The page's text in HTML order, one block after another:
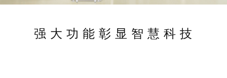
强 大 功 能 彰 显 智 慧 科 技